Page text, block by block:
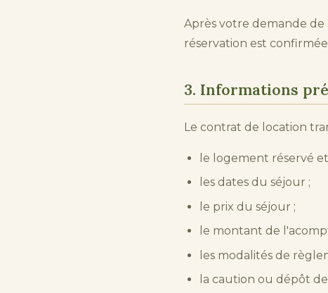
Après votre demande
réservation est
3. Informations
Le contrat de location
le logement réservé
les dates du séjour ;
le prix du séjour ;
le montant de
les modalités de
la caution ou dépôt